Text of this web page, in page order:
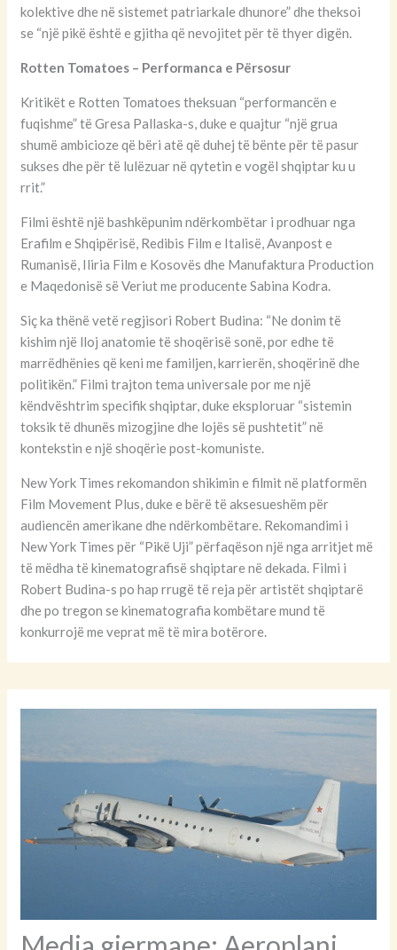
kolektive dhe në sistemet patriarkale dhunore” dhe theksoi
se “një pikë është e gjitha që nevojitet për të thyer digën.
Rotten Tomatoes – Performanca e Përsosur
Kritikët e Rotten Tomatoes theksuan “performancën e
fuqishme” të Gresa Pallaska-s, duke e quajtur “një grua
shumë ambicioze që bëri atë që duhej të bënte për të pasur
sukses dhe për të lulëzuar në qytetin e vogël shqiptar ku u
rrit.”
Filmi është një bashkëpunim ndërkombëtar i prodhuar nga
Erafilm e Shqipërisë, Redibis Film e Italisë, Avanpost e
Rumanisë, Iliria Film e Kosovës dhe Manufaktura Production
e Maqedonisë së Veriut me producente Sabina Kodra.
Siç ka thënë vetë regjisori Robert Budina: “Ne donim të
kishim një lloj anatomie të shoqërisë sonë, por edhe të
marrëdhënies që keni me familjen, karrierën, shoqërinë dhe
politikën.” Filmi trajton tema universale por me një
këndvështrim specifik shqiptar, duke eksploruar “sistemin
toksik të dhunës mizogjine dhe lojës së pushtetit” në
kontekstin e një shoqërie post-komuniste.
New York Times rekomandon shikimin e filmit në platformën
Film Movement Plus, duke e bërë të aksesueshëm për
audiencën amerikane dhe ndërkombëtare. Rekomandimi i
New York Times për “Pikë Uji” përfaqëson një nga arritjet më
të mëdha të kinematografisë shqiptare në dekada. Filmi i
Robert Budina-s po hap rrugë të reja për artistët shqiptarë
dhe po tregon se kinematografia kombëtare mund të
konkurrojë me veprat më të mira botërore.